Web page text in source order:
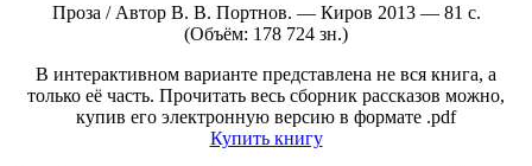
Проза / Автор В. В. Портнов. — Киров 2013 — 81 с.
(Объём: 178 724 зн.)
В интерактивном варианте представлена не вся книга, а
только её часть. Прочитать весь сборник рассказов можно,
купив его электронную версию в формате .pdf
Купить книгу